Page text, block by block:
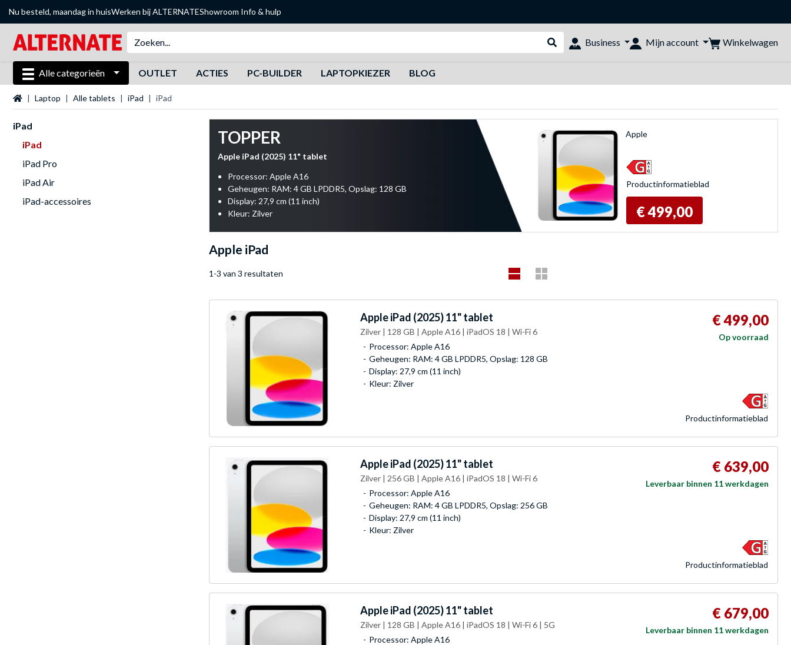
Nu besteld, maandag in huisWerken bij ALTERNATEShowroom Info & hulp
Webshop doorzoeken
Business Mijn account Winkelwagen
Alle categorieën OUTLET ACTIES PC-BUILDER LAPTOPKIEZER BLOG
Startpagina
Laptop Alle tablets iPad iPad
iPad
iPad
iPad Pro
iPad Air
iPad-accessoires
TOPPER
Apple iPad (2025) 11" tablet
Processor: Apple A16
Geheugen: RAM: 4 GB LPDDR5, Opslag: 128 GB
Display: 27,9 cm (11 inch)
Kleur: Zilver
Apple
Product­informatieblad
€ 499,00
Apple iPad
1-3 van 3 resultaten
AppleiPad (2025) 11" tablet
Zilver | 128 GB | Apple A16 | iPadOS 18 | Wi-Fi 6
Processor: Apple A16
Geheugen: RAM: 4 GB LPDDR5, Opslag: 128 GB
Display: 27,9 cm (11 inch)
Kleur: Zilver
€ 499,00
Op voorraad
Product­informatieblad
AppleiPad (2025) 11" tablet
Zilver | 256 GB | Apple A16 | iPadOS 18 | Wi-Fi 6
Processor: Apple A16
Geheugen: RAM: 4 GB LPDDR5, Opslag: 256 GB
Display: 27,9 cm (11 inch)
Kleur: Zilver
€ 639,00
Leverbaar binnen 11 werkdagen
Product­informatieblad
AppleiPad (2025) 11" tablet
Zilver | 128 GB | Apple A16 | iPadOS 18 | Wi-Fi 6 | 5G
Processor: Apple A16
€ 679,00
Leverbaar binnen 11 werkdagen